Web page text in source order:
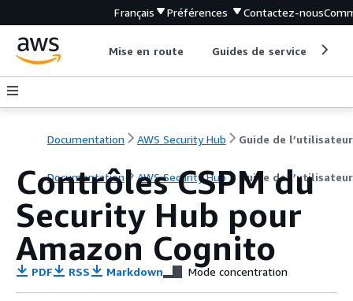
Français Préférences Contactez-nous
Mise en route Guides de service
Documentation AWS Security Hub Guide de l’utilisateur
Documentation AWS Security Hub Guide de l’utilisateur
Contrôles CSPM du
Security Hub pour
Amazon Cognito
PDF RSS Markdown Mode concentration